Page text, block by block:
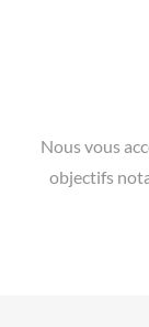
Nous vous
objectifs